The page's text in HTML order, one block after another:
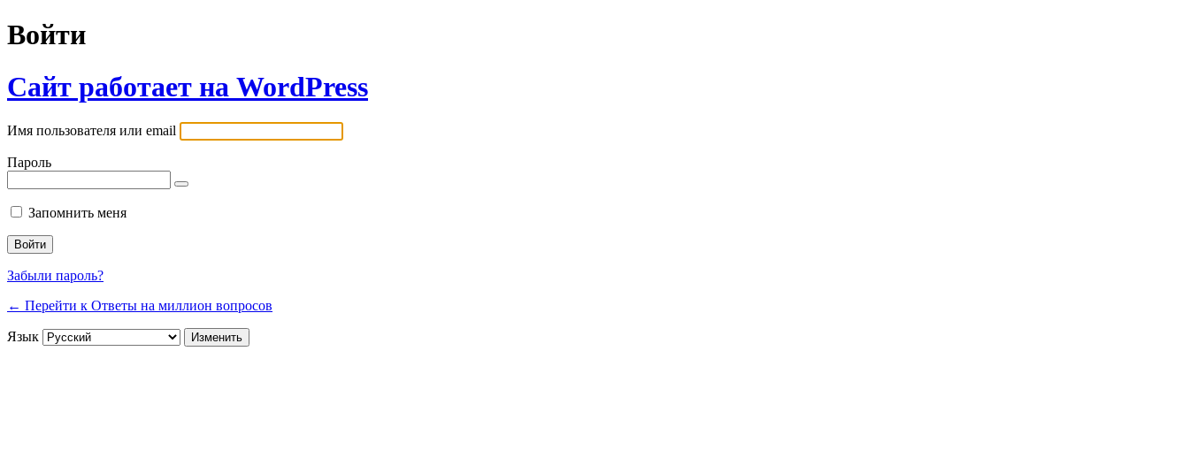
Войти
Сайт работает на WordPress
Имя пользователя или email
Пароль
Запомнить меня
Забыли пароль?
← Перейти к Ответы на миллион вопросов
Язык